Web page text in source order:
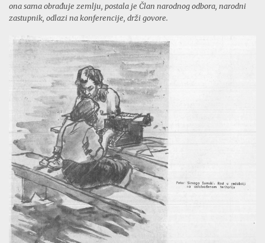
ona sama obrađuje zemlju, postala je Član narodnog odbora, narodni
zastupnik, odlazi na konferencije, drži govore.